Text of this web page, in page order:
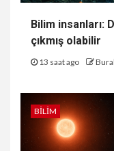
Bilim insanları:
çıkmış olabilir
13 saat ago
BILIM